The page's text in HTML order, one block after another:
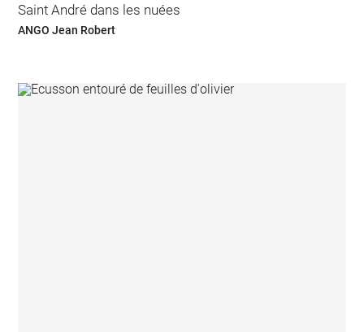
Saint André dans les nuées
ANGO Jean Robert